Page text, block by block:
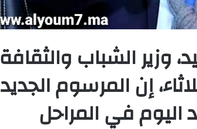
وزير الشباب والثقافة
إن المرسوم الجديد
اليوم في المراحل